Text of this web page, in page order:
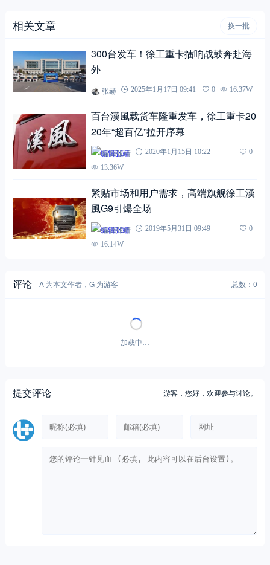
相关文章 换一批
300台发车！徐工重卡擂响战鼓奔赴海
外
张赫 2025年1月17日 09:41 0 16.37W
百台漢風载货车隆重发车，徐工重卡20
20年“超百亿”拉开序幕
编辑张靖 2020年1月15日 10:22
0
13.36W
紧贴市场和用户需求，高端旗舰徐工漢
風G9引爆全场
编辑张靖 2019年5月31日 09:49
0
16.14W
评论 A 为本文作者，G 为游客 总数：0
加载中…
提交评论 游客，您好，欢迎参与讨论。